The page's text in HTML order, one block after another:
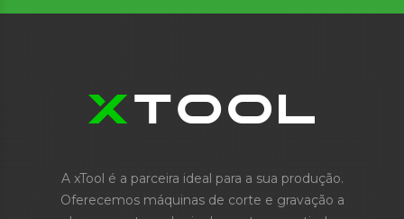
A xTool é a parceira ideal para a sua produção.
Oferecemos máquinas de corte e gravação a